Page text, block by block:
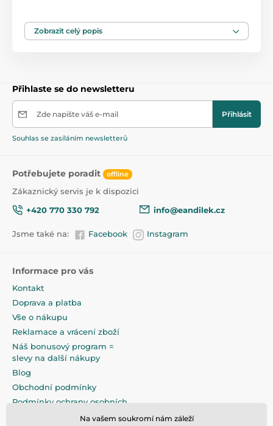
speciálně pro malé děti činí roztok extrémně
bezpečným pro nosní sliznici a podporují proces
- Neobsahuje žádné konzervační látky ani nosný plyn.
- Kapacita: 20 ml = 280 dávek
PATENTOVANÝ SYSTÉM 3K - speciální konstrukce
difuzéru chrání před pronikáním kontaminovaného
NÁVOD K POUŽITÍ - sejměte uzávěr. Několikrát
stiskněte pumpu, abyste získali celou dávku roztoku.
aplikaci zajistěte difuzér uzávěrem.
Přípravek je dokonalým doplňkem k provozu
Produkt je zařazen v kategoriích
Nosní odsávačky
Zobrazit celý popis
Přihlaste se do newsletteru
Zde napište váš e-mail Přihlásit
Souhlas se zasíláním newsletterů
Potřebujete poradit offline
Zákaznický servis je k dispozici
+420 770 330 792
info@eandilek.cz
Jsme také na: Facebook Instagram
Informace pro vás
Kontakt
Doprava a platba
Vše o nákupu
Reklamace a vrácení zboží
Náš bonusový program =
slevy na další nákupy
Blog
Obchodní podmínky
Podmínky ochrany osobních
Na vašem soukromí nám záleží